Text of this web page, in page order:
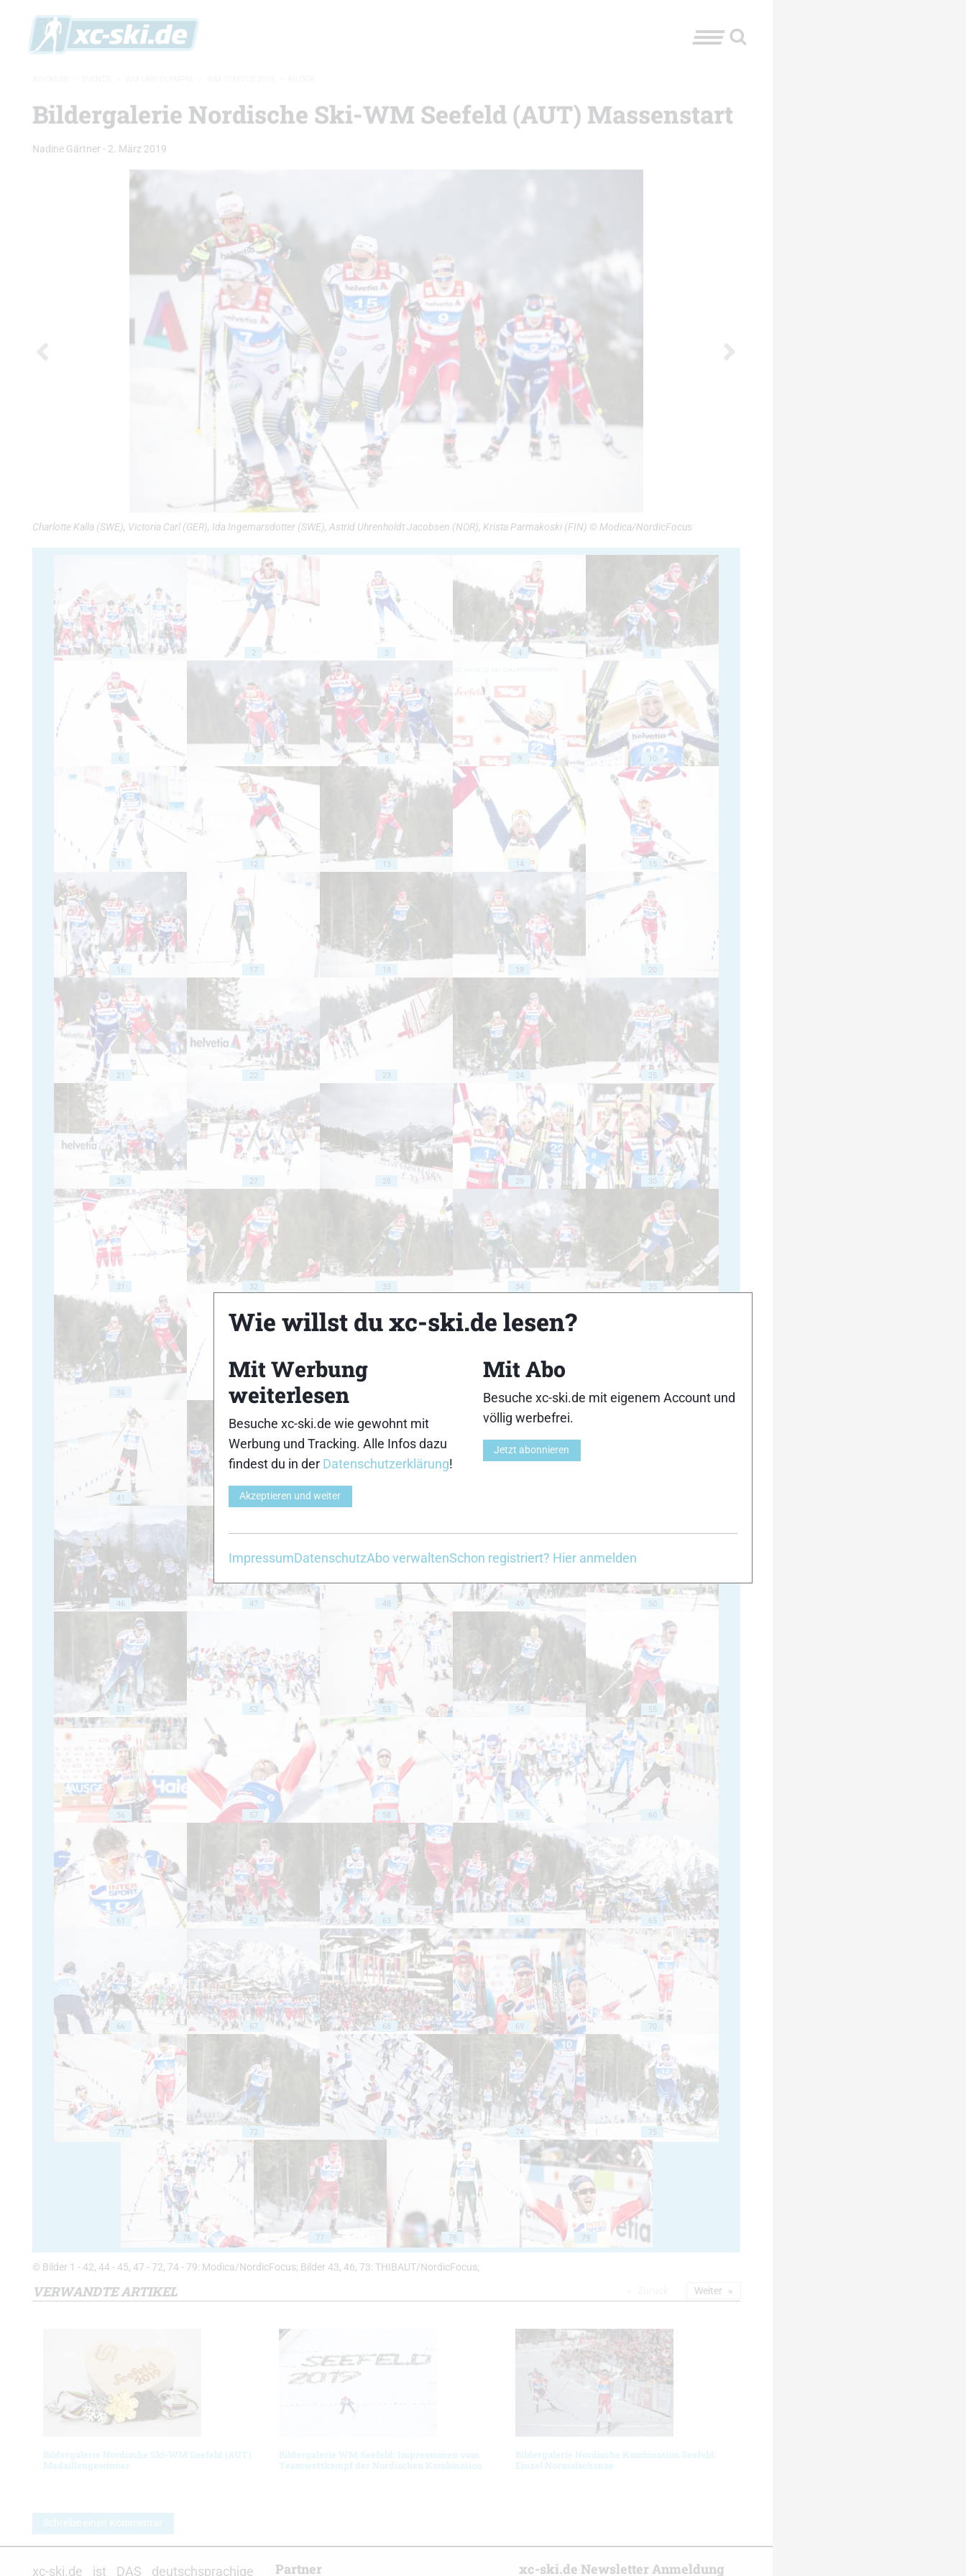
Bildergalerie Nordische Ski-WM Seefeld (AUT) Massenstart
Nadine Gärtner - 2. März 2019
Charlotte Kalla (SWE), Victoria Carl (GER), Ida Ingemarsdotter (SWE), Astrid Uhrenholdt Jacobsen (NOR), Krista Parmakoski (FIN) © Modica/NordicFocus
1 2 3 4 5
6 7 8 9 10
11 12 13 14 15
16 17 18 19 20
21 22 23 24 25
26 27 28 29 30
31 32 33 34 35
36 37 39
41 42
46 47 48 49 50
51 52 53 54 55
56 57 58 59 60
61 62 63 64 65
66 67 68 69 70
71 72 73 74 75
76 77 78 79
© Bilder 1 - 42, 44 - 45, 47 - 72, 74 - 79: Modica/NordicFocus; Bilder 43, 46, 73: THIBAUT/NordicFocus;
VERWANDTE ARTIKEL
Bildergalerie Nordische Ski-WM Seefeld (AUT)
Medaillengewinner
Bildergalerie WM Seefeld: Impressionen vom
Teamwettkampf der Nordischen Kombination
Bildergalerie Nordische Kombination Seefeld:
Einzel Normalschanze
Weiter
Schreibe einen Kommentar
xc-ski.de ist DAS deutschsprachige Partner xc-ski.de Newsletter Anmeldung
Wie willst du xc-ski.de lesen?
Mit Werbung
weiterlesen
Besuche xc-ski.de wie gewohnt mit
Werbung und Tracking. Alle Infos dazu
findest du in der Datenschutzerklärung!
Akzeptieren und weiter
Mit Abo
Besuche xc-ski.de mit eigenem Account und
völlig werbefrei.
Jetzt abonnieren
ImpressumDatenschutzAbo verwaltenSchon registriert? Hier anmelden